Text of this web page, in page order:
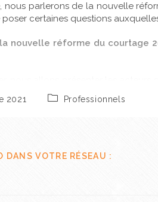
nous parlerons de la nouvelle
certaines questions
la nouvelle réforme du courtage
nous allons présenter les
en vigueur. Enfin, nous
2021 Professionnels
DANS VOTRE RÉSEAU :